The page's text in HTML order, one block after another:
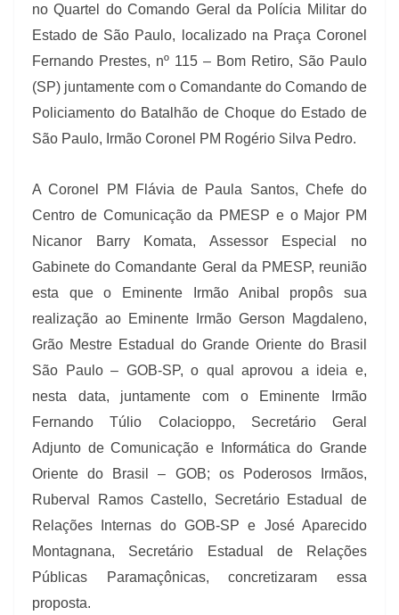
no Quartel do Comando Geral da Polícia Militar do
Estado de São Paulo, localizado na Praça Coronel
Fernando Prestes, nº 115 – Bom Retiro, São Paulo
(SP) juntamente com o Comandante do Comando de
Policiamento do Batalhão de Choque do Estado de
São Paulo, Irmão Coronel PM Rogério Silva Pedro.
A Coronel PM Flávia de Paula Santos, Chefe do
Centro de Comunicação da PMESP e o Major PM
Nicanor Barry Komata, Assessor Especial no
Gabinete do Comandante Geral da PMESP, reunião
esta que o Eminente Irmão Anibal propôs sua
realização ao Eminente Irmão Gerson Magdaleno,
Grão Mestre Estadual do Grande Oriente do Brasil
São Paulo – GOB-SP, o qual aprovou a ideia e,
nesta data, juntamente com o Eminente Irmão
Fernando Túlio Colacioppo, Secretário Geral
Adjunto de Comunicação e Informática do Grande
Oriente do Brasil – GOB; os Poderosos Irmãos,
Ruberval Ramos Castello, Secretário Estadual de
Relações Internas do GOB-SP e José Aparecido
Montagnana, Secretário Estadual de Relações
Públicas Paramaçônicas, concretizaram essa
proposta.